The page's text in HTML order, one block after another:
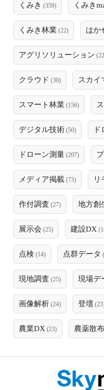
くみき (359) くみき
くみき林業 (22) はか
アグリソリューション
クラウド (30) スカイ
スマート林業 (156)
デジタル技術 (50)
ドローン測量 (207)
メディア掲載 (73) リ
作付調査 (27) 地方創
展示会 (25) 建設DX
点検 (14) 点群データ
現地調査 (25) 現場デ
画像解析 (24) 登壇
農業DX (23) 農薬散布